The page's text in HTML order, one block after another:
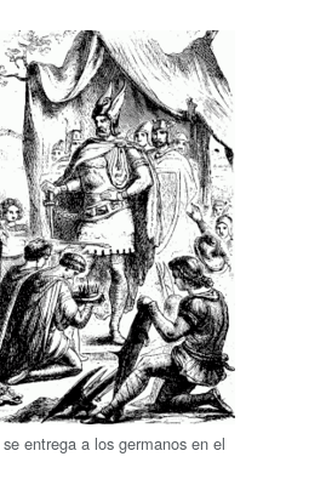
se entrega a los germanos en el